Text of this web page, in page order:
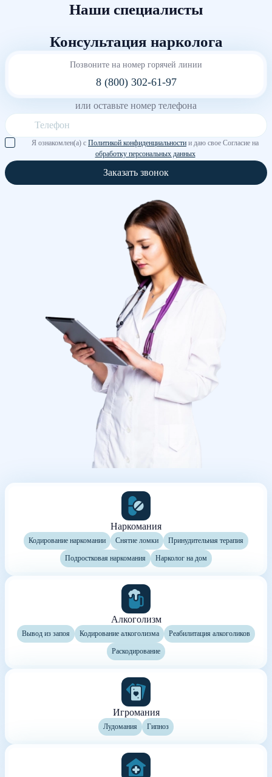
Наши специалисты
Консультация нарколога
Позвоните на номер горячей линии
8 (800) 302-61-97
или оставьте номер телефона
Я ознакомлен(а) с Политикой конфиденциальности и даю свое Согласие на
обработку персональных данных
Заказать звонок
Наркомания
Кодирование наркомании Снятие ломки Принудительная терапия
Подростковая наркомания Нарколог на дом
Алкоголизм
Вывод из запоя Кодирование алкоголизма Реабилитация алкоголиков
Раскодирование
Игромания
Лудомания Гипноз